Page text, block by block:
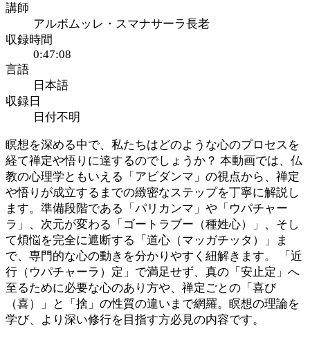
講師
アルボムッレ・スマナサーラ長老
収録時間
0:47:08
言語
日本語
収録日
日付不明
瞑想を深める中で、私たちはどのような心のプロセスを
経て禅定や悟りに達するのでしょうか？ 本動画では、仏
教の心理学ともいえる「アビダンマ」の視点から、禅定
や悟りが成立するまでの緻密なステップを丁寧に解説し
ます。準備段階である「パリカンマ」や「ウパチャー
ラ」、次元が変わる「ゴートラブー（種姓心）」、そし
て煩悩を完全に遮断する「道心（マッガチッタ）」ま
で、専門的な心の動きを分かりやすく紐解きます。 「近
行（ウパチャーラ）定」で満足せず、真の「安止定」へ
至るために必要な心のあり方や、禅定ごとの「喜び
（喜）」と「捨」の性質の違いまで網羅。瞑想の理論を
学び、より深い修行を目指す方必見の内容です。